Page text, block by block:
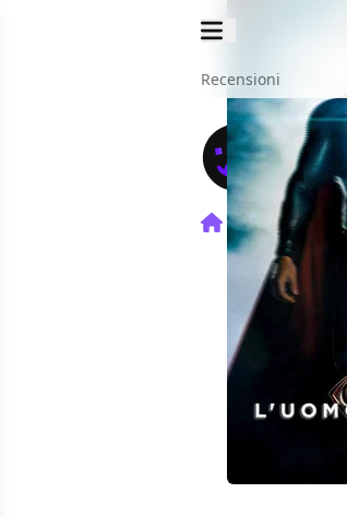
Recensioni
Home Film